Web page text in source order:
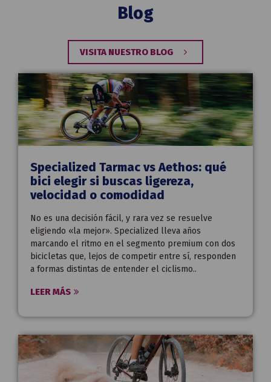
Blog
VISITA NUESTRO BLOG
Specialized Tarmac vs Aethos: qué
bici elegir si buscas ligereza,
velocidad o comodidad
No es una decisión fácil, y rara vez se resuelve
eligiendo «la mejor». Specialized lleva años
marcando el ritmo en el segmento premium con dos
bicicletas que, lejos de competir entre sí, responden
a formas distintas de entender el ciclismo..
LEER MÁS